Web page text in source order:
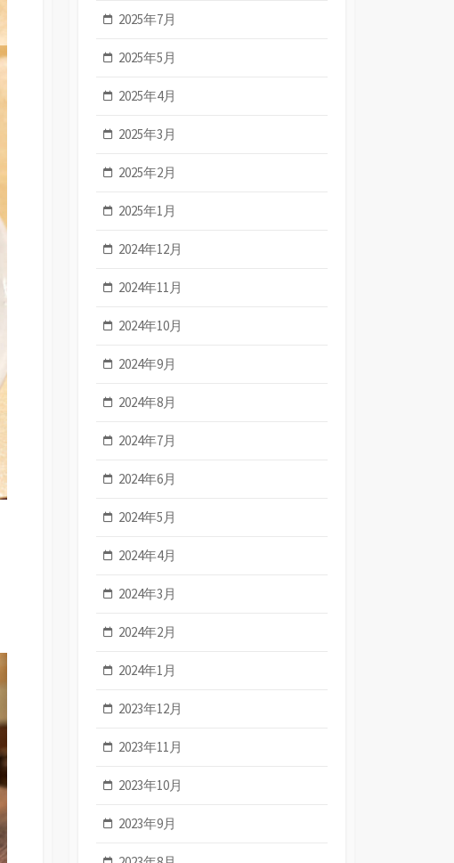
2025年7月
2025年5月
2025年4月
2025年3月
2025年2月
2025年1月
2024年12月
2024年11月
2024年10月
2024年9月
2024年8月
2024年7月
2024年6月
2024年5月
2024年4月
2024年3月
2024年2月
2024年1月
2023年12月
2023年11月
2023年10月
2023年9月